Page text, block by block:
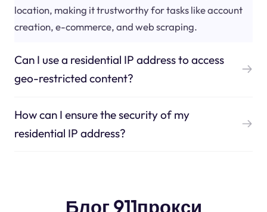
location, making it trustworthy for tasks like account
creation, e-commerce, and web scraping.
Can I use a residential IP address to access
geo-restricted content?
How can I ensure the security of my
residential IP address?
Блог 911прокси